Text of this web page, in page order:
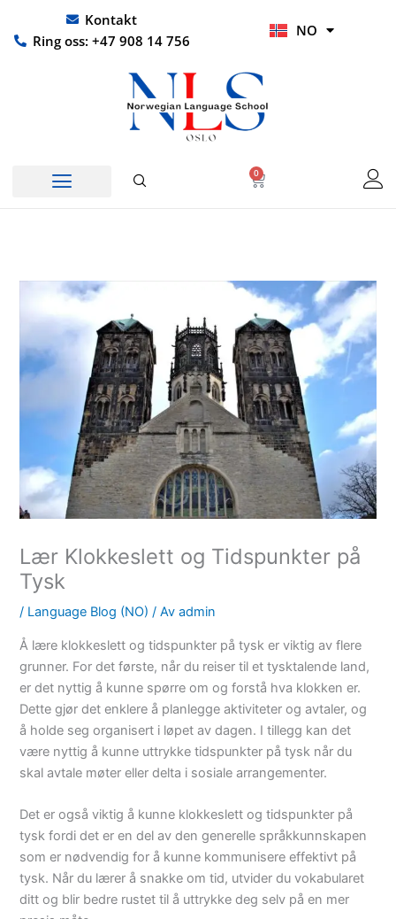
rett
Kontakt
Ring oss: +47 908 14 756
NO
HI
0
Handlekurv
Lær Klokkeslett og Tidspunkter på
Tysk
/ Language Blog (NO) / Av admin
Å lære klokkeslett og tidspunkter på tysk er viktig av flere
grunner. For det første, når du reiser til et tysktalende land,
er det nyttig å kunne spørre om og forstå hva klokken er.
Dette gjør det enklere å planlegge aktiviteter og avtaler, og
å holde seg organisert i løpet av dagen. I tillegg kan det
være nyttig å kunne uttrykke tidspunkter på tysk når du
skal avtale møter eller delta i sosiale arrangementer.
Det er også viktig å kunne klokkeslett og tidspunkter på
tysk fordi det er en del av den generelle språkkunnskapen
som er nødvendig for å kunne kommunisere effektivt på
tysk. Når du lærer å snakke om tid, utvider du vokabularet
ditt og blir bedre rustet til å uttrykke deg selv på en mer